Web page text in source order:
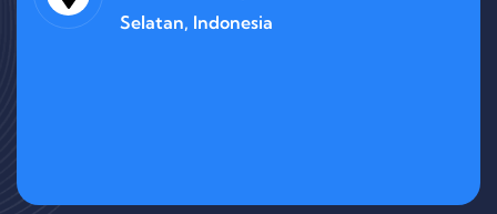
Selatan, Indonesia